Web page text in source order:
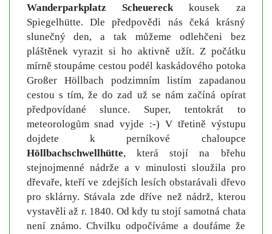
Wanderparkplatz Scheuereckkousek za
Spiegelhütte. Dle předpovědi nás čeká krásný
slunečný den, a tak můžeme odlehčeni bez
pláštěnek vyrazit si ho aktivně užít. Z počátku
mírně stoupáme cestou podél kaskádového potoka
Großer Höllbach podzimním listím zapadanou
cestou s tím, že do zad už se nám začíná opírat
předpovídané slunce. Super, tentokrát to
meteorologům snad vyjde :-) V třetině výstupu
dojdete k perníkové chaloupce
Höllbachschwellhütte, která stojí na břehu
stejnojmenné nádrže a v minulosti sloužila pro
dřevaře, kteří ve zdejších lesích obstarávali dřevo
pro sklárny. Stávala zde dříve než nádrž, kterou
vystavěli až r. 1840. Od kdy tu stojí samotná chata
není známo. Chvilku odpočíváme a doufáme že